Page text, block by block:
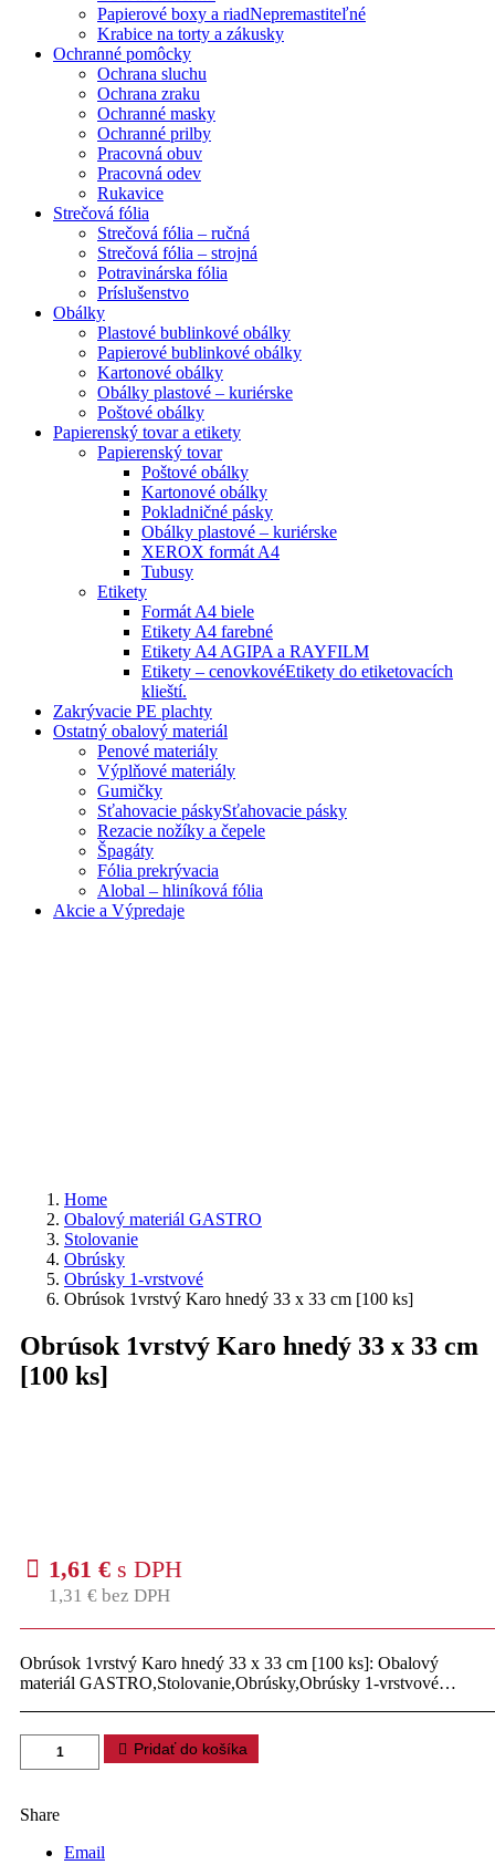
Papierové boxy a riadNepremastiteľné
Krabice na torty a zákusky
Ochranné pomôcky
Ochrana sluchu
Ochrana zraku
Ochranné masky
Ochranné prilby
Pracovná obuv
Pracovná odev
Rukavice
Strečová fólia
Strečová fólia – ručná
Strečová fólia – strojná
Potravinárska fólia
Príslušenstvo
Obálky
Plastové bublinkové obálky
Papierové bublinkové obálky
Kartonové obálky
Obálky plastové – kuriérske
Poštové obálky
Papierenský tovar a etikety
Papierenský tovar
Poštové obálky
Kartonové obálky
Pokladničné pásky
Obálky plastové – kuriérske
XEROX formát A4
Tubusy
Etikety
Formát A4 biele
Etikety A4 farebné
Etikety A4 AGIPA a RAYFILM
Etikety – cenovkovéEtikety do etiketovacích
klieští.
Zakrývacie PE plachty
Ostatný obalový materiál
Penové materiály
Výplňové materiály
Gumičky
Sťahovacie páskySťahovacie pásky
Rezacie nožíky a čepele
Špagáty
Fólia prekrývacia
Alobal – hliníková fólia
Akcie a Výpredaje
Home
Obalový materiál GASTRO
Stolovanie
Obrúsky
Obrúsky 1-vrstvové
Obrúsok 1vrstvý Karo hnedý 33 x 33 cm [100 ks]
Obrúsok 1vrstvý Karo hnedý 33 x 33 cm
[100 ks]
1,61€ s DPH
1,31 € bez DPH
Obrúsok 1vrstvý Karo hnedý 33 x 33 cm [100 ks]: Obalový
materiál GASTRO,Stolovanie,Obrúsky,Obrúsky 1-vrstvové…
Pridať do košíka
Share
Email